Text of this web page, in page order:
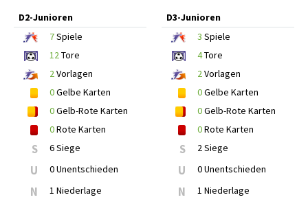
D2-Junioren
7Spiele
12 Tore
2 Vorlagen
0Gelbe Karten
0Gelb-Rote Karten
0Rote Karten
S 6 Siege
U 0 Unentschieden
N 1 Niederlage
D3-Junioren
3 Spiele
4Tore
2 Vorlagen
0Gelbe Karten
0Gelb-Rote Karten
0Rote Karten
S 2 Siege
U 0 Unentschieden
N 1 Niederlage